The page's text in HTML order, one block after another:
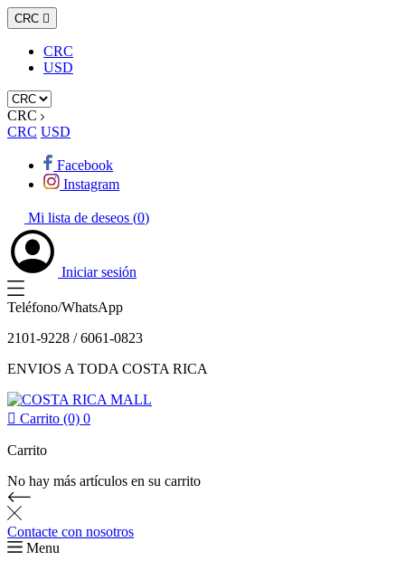
CRC 
CRC
USD
CRC
CRC USD
Facebook
Instagram
Mi lista de deseos (0)
Iniciar sesión
Teléfono/WhatsApp
2101-9228 / 6061-0823
ENVIOS A TODA COSTA RICA
 Carrito (0) 0
Carrito
No hay más artículos en su carrito
Contacte con nosotros
Menu